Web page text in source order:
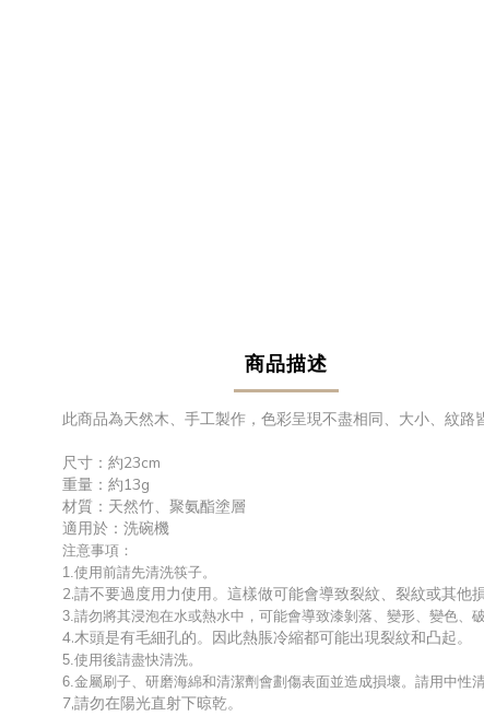
商品描述
此商品為天然木、手工製作，色彩呈現不盡相同、大小、紋
尺寸：約23cm
重量：約13g
材質：天然竹、聚氨酯塗層
適用於：洗碗機
注意事項：
1.使用前請先清洗筷子。
2.請不要過度用力使用。這樣做可能會導致裂紋、裂紋或其他損
3.請勿將其浸泡在水或熱水中，可能會導致漆剝落、變形、變色、破
4.木頭是有毛細孔的。因此熱脹冷縮都可能出現裂紋和凸起。
5.使用後請盡快清洗。
6.金屬刷子、研磨海綿和清潔劑會劃傷表面並造成損壞。請用中性
7,請勿在陽光直射下晾乾。